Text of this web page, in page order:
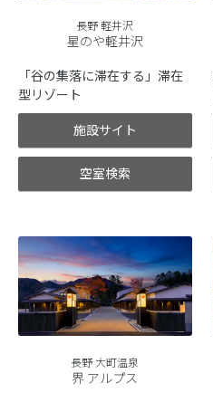
長野 軽井沢
星のや軽井沢
「谷の集落に滞在する」滞在
型リゾート
施設サイト
空室検索
長野 大町温泉
界 アルプス